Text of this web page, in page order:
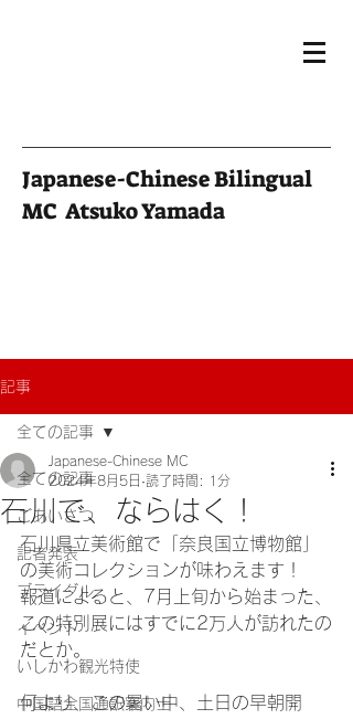
Japanese-Chinese Bilingual
MC Atsuko Yamada
記事
全ての記事
ごあいさつ
記者発表
ブライダル
イベント
いしかわ観光特使
中国語全国通訳案内士
全ての記事
石川で、ならはく！
Japanese-Chinese MC
2024年8月5日 読了時間: 1分
石川県立美術館で「奈良国立博物館」
の美術コレクションが味わえます！
報道によると、7月上旬から始まった、
この特別展にはすでに2万人が訪れたの
だとか。
何より、この暑い中、土日の早朝開